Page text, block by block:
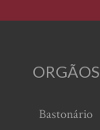
ORGÃOS
Bastonário